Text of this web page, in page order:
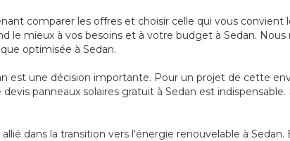
comparer les offres et choisir celle qui vous
le mieux à vos besoins et à votre budget à Sedan.
optimisée à Sedan.
est une décision importante. Pour un projet de cette
panneaux solaires gratuit à Sedan est
dans la transition vers l'énergie renouvelable à